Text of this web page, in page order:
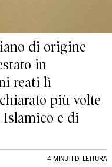
di origine
in
reati lì
più volte
Islamico e di
4 MINUTI DI LETTURA